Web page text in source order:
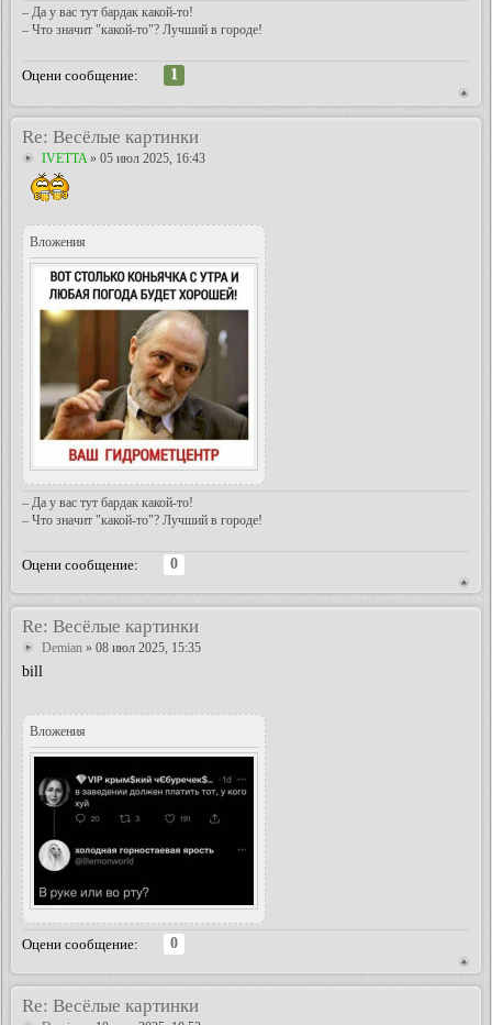
– Да у вас тут бардак какой-то!
– Что значит "какой-то"? Лучший в городе!
Оцени сообщение:
1
Re: Весёлые картинки
IVETTA » 05 июл 2025, 16:43
Вложения
– Да у вас тут бардак какой-то!
– Что значит "какой-то"? Лучший в городе!
Оцени сообщение:
0
Re: Весёлые картинки
Demian » 08 июл 2025, 15:35
bill
Вложения
Оцени сообщение:
0
Re: Весёлые картинки